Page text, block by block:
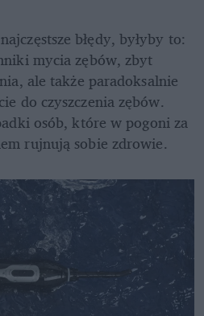
błędy, byłyby to:
mycia zębów, zbyt
ale także paradoksalnie
do czyszczenia zębów.
osób, które w pogoni za
rujnują sobie zdrowie.